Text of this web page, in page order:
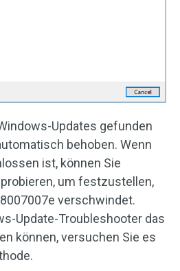
Updates gefunden
behoben. Wenn
ist, können Sie
um festzustellen,
verschwindet.
Update-Troubleshooter das
können, versuchen Sie es